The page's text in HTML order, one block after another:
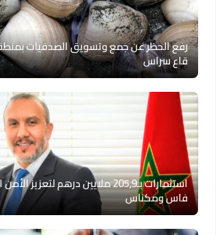
رفع الحظر عن جمع وتسويق الصدفيات
قاع سراس
استثمارات بـ205,9 ملايين درهم لتعزيز
فاس ومكناس